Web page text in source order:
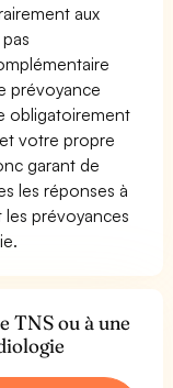
aux
prévoyance
obligatoirement
votre propre
garant de
les réponses à
les prévoyances
TNS ou à une